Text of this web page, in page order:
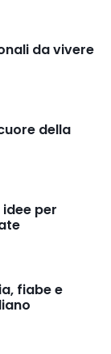
da vivere
della
per
fiabe e